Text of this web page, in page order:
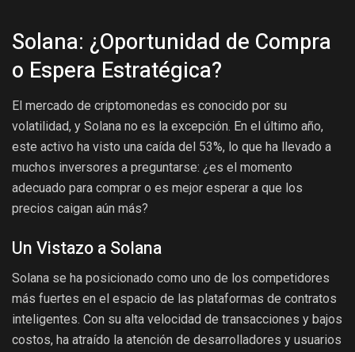
Solana: ¿Oportunidad de Compra
o Espera Estratégica?
El mercado de criptomonedas es conocido por su
volatilidad, y Solana no es la excepción. En el último año,
este activo ha visto una caída del 53%, lo que ha llevado a
muchos inversores a preguntarse: ¿es el momento
adecuado para comprar o es mejor esperar a que los
precios caigan aún más?
Un Vistazo a Solana
Solana se ha posicionado como uno de los competidores
más fuertes en el espacio de las plataformas de contratos
inteligentes. Con su alta velocidad de transacciones y bajos
costos, ha atraído la atención de desarrolladores y usuarios